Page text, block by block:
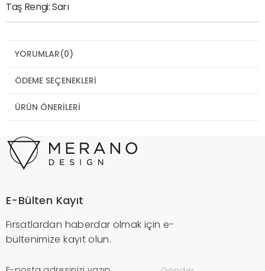
Taş Rengi: Sarı
YORUMLAR(0)
ÖDEME SEÇENEKLERI
ÜRÜN ÖNERILERI
E-Bülten Kayıt
Fırsatlardan haberdar olmak için e-
bültenimize kayıt olun.